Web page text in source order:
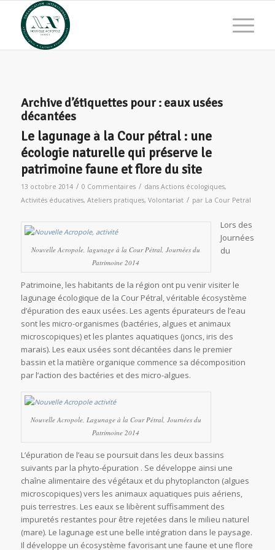
Archive d’étiquettes pour : eaux usées
décantées
Le lagunage à la Cour pétral : une
écologie naturelle qui préserve le
patrimoine faune et flore du site
13 octobre 2014 / 0 Commentaires / dans Actions écologiques,
Activités éducatives, Ateliers pratiques, Volontariat / par La Cour Petral
Nouvelle Acropole, lagunage à la Cour Pétral, Journées du
Patrimoine 2014
Lors des
Journées
du
Patrimoine, les habitants de la région ont pu venir visiter le
lagunage écologique de la Cour Pétral, véritable écosystème
d’épuration des eaux usées. Les agents épurateurs de l’eau
sont les micro-organismes (bactéries, algues et animaux
microscopiques) et les plantes aquatiques (joncs, iris des
marais). Les eaux usées sont décantées dans le premier
bassin et la matière organique commence sa décomposition
par l’action des bactéries et des micro-algues.
Nouvelle Acropole, Lagunage à la Cour Pétral, Journées du
Patrimoine 2014
L’épuration de l’eau se poursuit dans les deux bassins
suivants par la phyto-épuration . Se développe ainsi une
chaîne alimentaire des végétaux et du phytoplancton (algues
microscopiques) vers les animaux aquatiques puis aériens,
puis terrestres. Les eaux se libèrent suffisamment des
impuretés restantes pour être rejetées dans le milieu naturel
(mare). Le lagunage est une belle intégration dans le paysage.
Il développe un écosystème favorisant une faune et une flore